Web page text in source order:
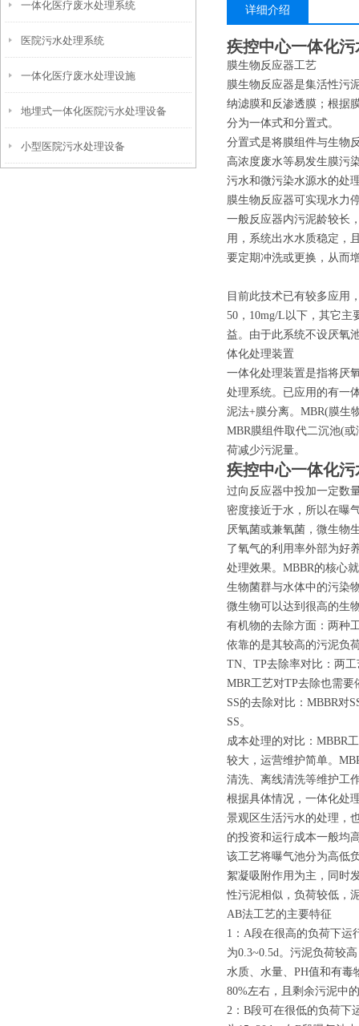
一体化医疗废水处理系统
医院污水处理系统
一体化医疗废水处理设施
地埋式一体化医院污水处理设备
小型医院污水处理设备
详细介绍
疾控中心一体化
膜生物反应器工艺
膜生物反应器是集活性污
纳滤膜和反渗透膜；根据
分为一体式和分置式。
分置式是将膜组件与生物
高浓度废水等易发生膜污
污水和微污染水源水的处
膜生物反应器可实现水力
一般反应器内污泥龄较长
用，系统出水水质稳定，
要定期冲洗或更换，从而
目前此技术已有较多应用
50，10mg/L以下，其它
益。由于此系统不设厌氧
体化处理装置
一体化处理装置是指将厌
处理系统。已应用的有一
泥法+膜分离。MBR(膜生
MBR膜组件取代二沉池(
荷减少污泥量。
疾控中心一体化
过向反应器中投加一定数
密度接近于水，所以在曝
厌氧菌或兼氧菌，微生物
了氧气的利用率外部为好
处理效果。MBBR的核心
生物菌群与水体中的污染
微生物可以达到很高的生
有机物的去除方面：两种
依靠的是其较高的污泥负
TN、TP去除率对比：两
MBR工艺对TP去除也需
SS的去除对比：MBBR对
SS。
成本处理的对比：MBBR
较大，运营维护简单。
清洗、离线清洗等维护工
根据具体情况，一体化处
景观区生活污水的处理，
的投资和运行成本一般均
该工艺将曝气池分为高低
絮凝吸附作用为主，同时
性污泥相似，负荷较低，
AB法工艺的主要特征
1：A段在很高的负荷下运
为0.3~0.5d。污泥负荷较
水质、水量、PH值和有
80%左右，且剩余污泥中
2：B段可在很低的负荷下